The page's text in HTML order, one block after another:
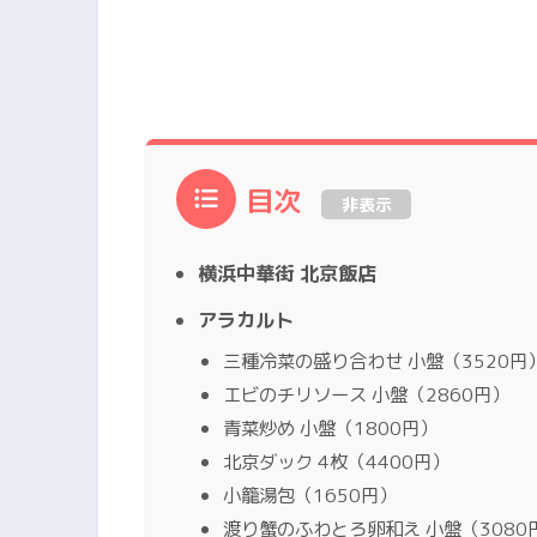
目次 非表示
横浜中華街 北京飯店
アラカルト
三種冷菜の盛り合わせ 小盤（3520円
エビのチリソース 小盤（2860円）
青菜炒め 小盤（1800円）
北京ダック 4枚（4400円）
小籠湯包（1650円）
渡り蟹のふわとろ卵和え 小盤（3080